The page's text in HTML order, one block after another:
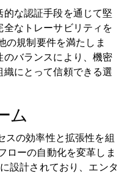
な認証手段を通じて堅
なトレーサビリティを
の規制要件を満たしま
バランスにより、機密
にとって信頼できる選
ム
スの効率性と拡張性を組
ローの自動化を変革しま
設計されており、エンタ